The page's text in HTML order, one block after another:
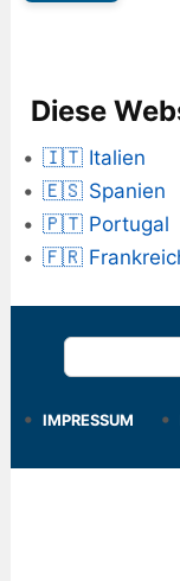
Diese
🇮🇹 Italien
🇪🇸 Spanien
🇵🇹 Portugal
🇫🇷
Suchen
IMPRESSUM